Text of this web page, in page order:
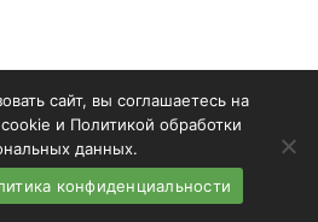
сайт, вы соглашаетесь на
и Политикой обработки
данных.
конфиденциальности